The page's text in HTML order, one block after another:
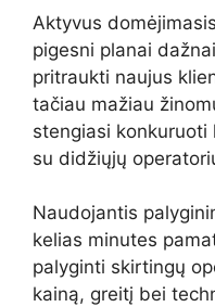
Aktyvus
pigesni planai
pritraukti naujus
tačiau mažiau
stengiasi konkuruoti
su didžiųjų
Naudojantis
kelias minutes
palyginti skirtingų
kainą, greitį bei